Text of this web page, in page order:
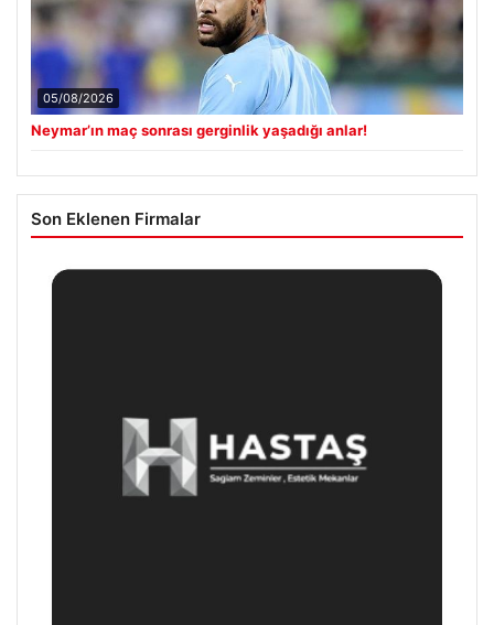
05/08/2026
Neymar’ın maç sonrası gerginlik yaşadığı anlar!
Son Eklenen Firmalar